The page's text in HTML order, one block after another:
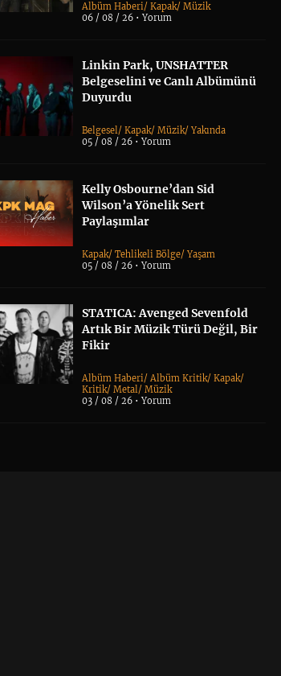
Albüm Haberi/Kapak/Müzik
06 / 08 / 26 •Yorum
Linkin Park, UNSHATTER
Belgeselini ve Canlı Albümünü
Duyurdu
Belgesel/Kapak/Müzik/Yakında
05 / 08 / 26 •Yorum
Kelly Osbourne’dan Sid
Wilson’a Yönelik Sert
Paylaşımlar
Kapak/Tehlikeli Bölge/Yaşam
05 / 08 / 26 •Yorum
STATICA: Avenged Sevenfold
Artık Bir Müzik Türü Değil, Bir
Fikir
Albüm Haberi/Albüm Kritik/Kapak/
Kritik/Metal/Müzik
03 / 08 / 26 •Yorum